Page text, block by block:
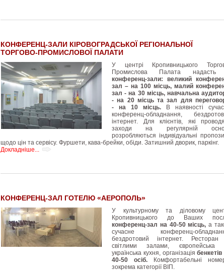
КОНФЕРЕНЦ-ЗАЛИ КІРОВОГРАДСЬКОЇ РЕГІОНАЛЬНОЇ
ТОРГОВО-ПРОМИСЛОВОЇ ПАЛАТИ
У центрі Кропивницького
Промислова Палата надасть
конференц-зали: великий
зал – на 100 місць, малий
зал - на 30 місць, навчальна
- на 20 місць та зал для
- на 10 місць. В наявності
конференц-обладнання,
інтернет. Для клієнтів, які
заходи на регулярній
розробляються індивідуальні
щодо цін та сервісу. Фуршети, кава-брейки, обіди. Затишний дворик, паркінг.
Докладніше...
КОНФЕРЕНЦ-ЗАЛ ГОТЕЛЮ «АЕРОПОЛЬ»
У культурному та діловому
Кропивницького до Ваших
конференц-зал на 40-50 місць, а
сучасне конференц-
бездротовий інтернет. Ресторан
світлими залами, європейська
українська кухня, організаціябенкетів
40-50 осіб. Комфортабельні
зокрема категорії ВІП.